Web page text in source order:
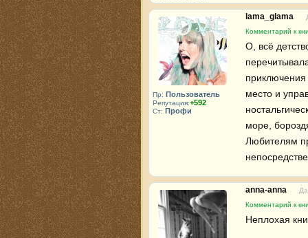
Пр: Пользователь
Репутация:+592
Ст: Профи
lama_glama
Комментарий к
О, всё
приключения
место и
море,
Любителям
anna-anna
Комментарий к
Неплохая